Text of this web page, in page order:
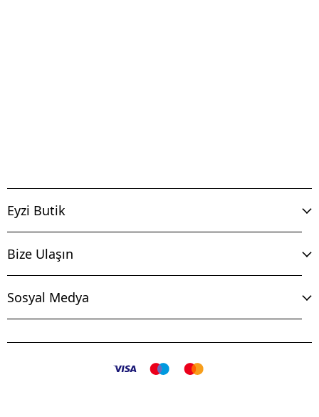
Eyzi Butik
Bize Ulaşın
Sosyal Medya